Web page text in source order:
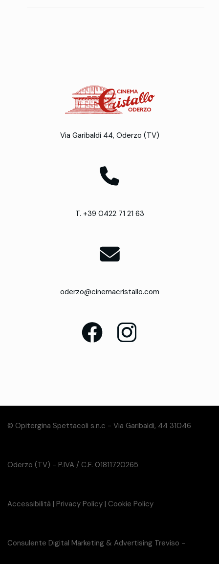
Via Garibaldi 44, Oderzo (TV)
T. +39 0422 71 21 63
oderzo@cinemacristallo.com
© Opitergina Spettacoli s.n.c - Via Garibaldi, 44 31046
Oderzo (TV) - P.IVA / C.F. 01811720265
Accessibilità | Privacy Policy | Cookie Policy
Consulente Digital Marketing & Advertising Treviso -